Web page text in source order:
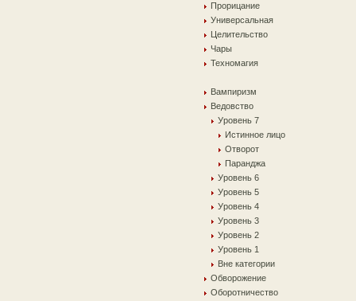
Прорицание
Универсальная
Целительство
Чары
Техномагия
Вампиризм
Ведовство
Уровень 7
Истинное лицо
Отворот
Паранджа
Уровень 6
Уровень 5
Уровень 4
Уровень 3
Уровень 2
Уровень 1
Вне категории
Обворожение
Оборотничество